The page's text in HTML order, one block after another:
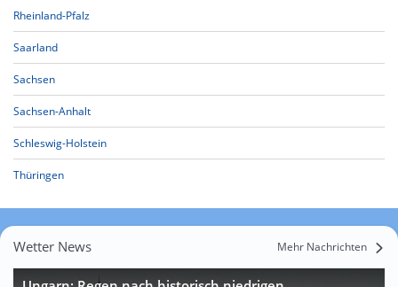
Rheinland-Pfalz
Saarland
Sachsen
Sachsen-Anhalt
Schleswig-Holstein
Thüringen
Wetter News Mehr Nachrichten